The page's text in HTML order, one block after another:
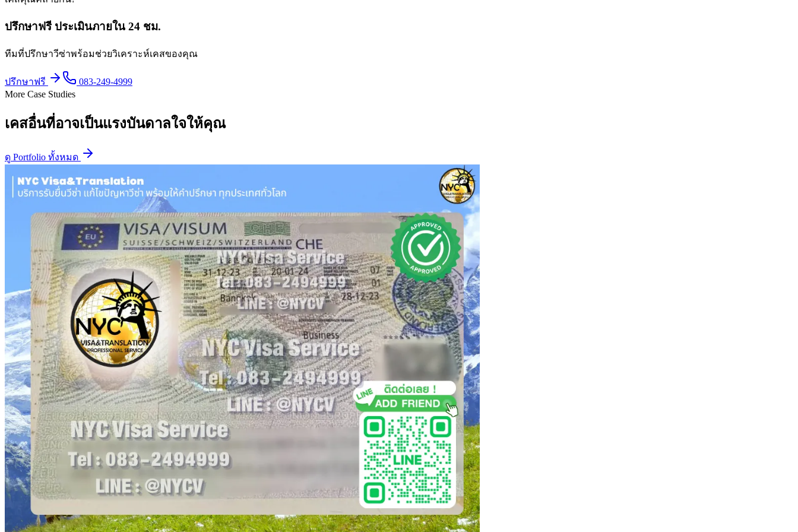
ปรึกษาฟรี ประเมินภายใน 24 ชม.
ทีมที่ปรึกษาวีซ่าพร้อมช่วยวิเคราะห์เคสของคุณ
ปรึกษาฟรี
083-249-4999
More Case Studies
เคสอื่นที่อาจเป็นแรงบันดาลใจให้คุณ
ดู Portfolio ทั้งหมด